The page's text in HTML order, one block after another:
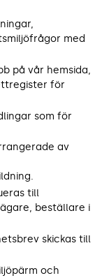
med
på vår hemsida,
för
som för
av
till
beställare i
skickas till
och